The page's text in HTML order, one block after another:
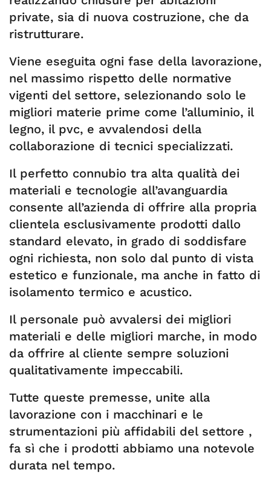
private, sia di nuova costruzione, che da
ristrutturare.
Viene eseguita ogni fase della lavorazione,
nel massimo rispetto delle normative
vigenti del settore, selezionando solo le
migliori materie prime come l’alluminio, il
legno, il pvc, e avvalendosi della
collaborazione di tecnici specializzati.
Il perfetto connubio tra alta qualità dei
materiali e tecnologie all’avanguardia
consente all’azienda di offrire alla propria
clientela esclusivamente prodotti dallo
standard elevato, in grado di soddisfare
ogni richiesta, non solo dal punto di vista
estetico e funzionale, ma anche in fatto di
isolamento termico e acustico.
Il personale può avvalersi dei migliori
materiali e delle migliori marche, in modo
da offrire al cliente sempre soluzioni
qualitativamente impeccabili.
Tutte queste premesse, unite alla
lavorazione con i macchinari e le
strumentazioni più affidabili del settore ,
fa sì che i prodotti abbiamo una notevole
durata nel tempo.